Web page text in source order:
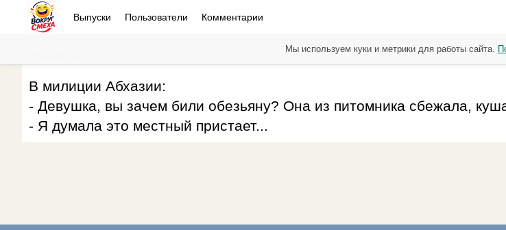
Выпуски Пользователи Комментарии
В милиции Абхазии:
- Девушка, вы зачем били обезьяну? Она из питомника сбежала,
- Я думала это местный пристает...
Мы используем куки и метрики для работы сайта.